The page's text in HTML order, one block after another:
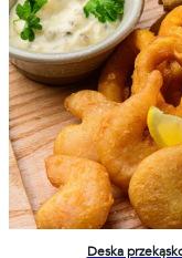
Deska